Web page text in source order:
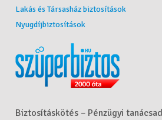
Lakás és Társasház biztosítások
Nyugdíjbiztosítások
Biztosításkötés – Pénzügyi